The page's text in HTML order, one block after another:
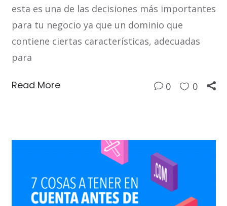
esta es una de las decisiones más importantes
para tu negocio ya que un dominio que
contiene ciertas características, adecuadas
para
Read More 0 0